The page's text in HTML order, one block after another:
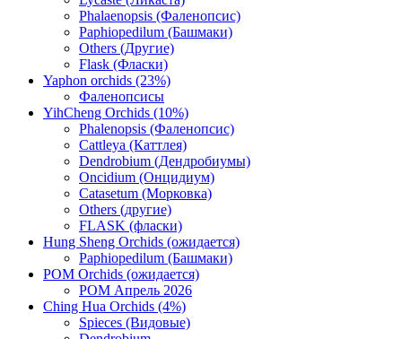
Phalaenopsis (Фаленопсис)
Paphiopedilum (Башмаки)
Others (Другие)
Flask (Фласки)
Yaphon orchids (23%)
Фаленопсисы
YihCheng Orchids (10%)
Phalenopsis (Фаленопсис)
Cattleya (Каттлея)
Dendrobium (Дендробиумы)
Oncidium (Онцидиум)
Catasetum (Морковка)
Others (другие)
FLASK (фласки)
Hung Sheng Orchids (ожидается)
Paphiopedilum (Башмаки)
POM Orchids (ожидается)
POM Апрель 2026
Ching Hua Orchids (4%)
Spieces (Видовые)